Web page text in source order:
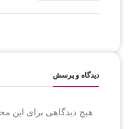
دیدگاه و پرسش
هیچ دیدگاهی برای